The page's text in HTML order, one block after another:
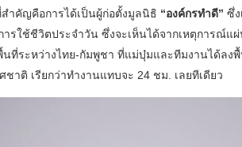
คัญคือการได้เป็นผู้ก่อตั้งมูลนิธิ “องค์กรทำดี” ซึ่
รใช้ชีวิตประจำวัน ซึ่งจะเห็นได้จากเหตุการณ์แ
ที่ระหว่างไทย-กัมพูชา ที่แม่บุ๋มและทีมงานได้ลง
าติ เรียกว่าทำงานแทบจะ 24 ชม. เลยทีเดียว